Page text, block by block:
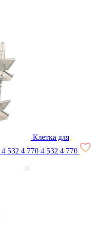
Клетка для
4 532 4 770 4 532 4 770